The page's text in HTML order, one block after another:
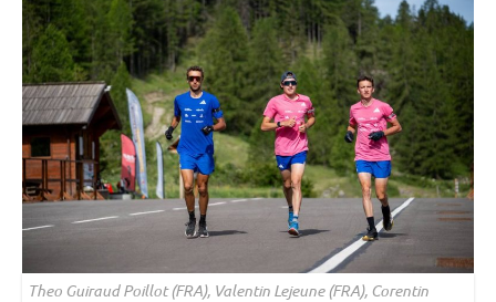
Theo Guiraud Poillot (FRA), Valentin Lejeune (FRA), Corentin